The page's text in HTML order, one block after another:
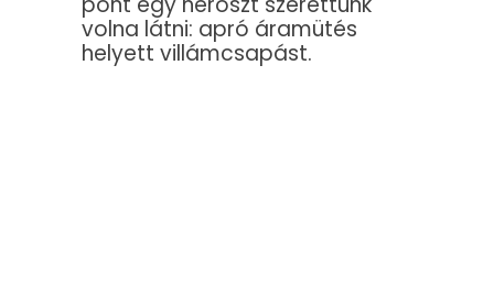
volna látni: apró áramütés
helyett villámcsapást.